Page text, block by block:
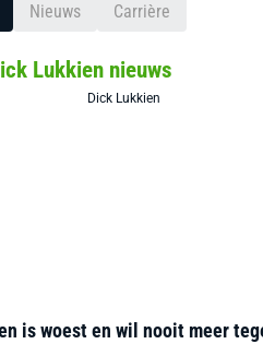
Nieuws Carrière
Lukkien nieuws
is woest en wil nooit meer